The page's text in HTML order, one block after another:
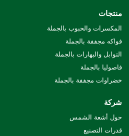
منتجات
المكسرات والحبوب بالجملة
فواكه مجففة بالجملة
التوابل والبهارات بالجملة
فاصوليا بالجملة
خضراوات مجففة بالجملة
شركة
حول أشعة الشمس
قدرات التصنيع